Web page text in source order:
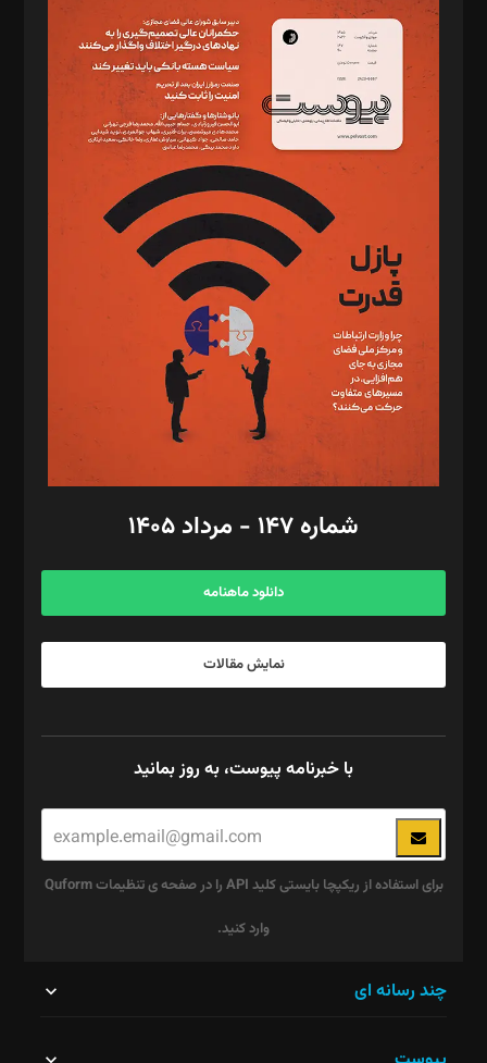
سردبیر: مهرک محمودی
دبیر تحریریه: میثم قاسمی
د‌بیر ناداستان: سمانه سمیع
د‌بیر خدمت و تجارت: ابوالفضل رجبی
د‌بیر حقوق فناوری: حسام‌الدین ایپکچی
د‌بیر پیوست جهان: مینا پاکدل
د‌بیر تحریریه آنلاین: بابک نقاش
تحریریه‌: مجتبی محمود‌ی، آرش برهمند، یسنا امان‌پور، سروش کرمیان،
مصطفی مسجدی آرانی، ابوالفضل رجبی، زهرا فکرانه، فائزه فتحی
رستمی،مصطفی باستان
ویرایش: نگار استاد‌‌آقا
طراح یونیفرم: مجید توکلی
فیلمبرداری و عکاسی: امیر شفیعی، مانی لطفی زاده
گرافیک و صفحه‌آرایی: سید‌سبحان‌علی ثابت
مد‌یر توسعه تجاری: کامبیز برید‌
امور مالی: شاپور رهبری، محمد‌ کاظمی‌نیا
آگهی و مشترکین: ۰۹۱۹۹۹۹۰۴۵۴
شماره ۱۴۷ - مرداد ۱۴۰۵
دانلود ماهنامه
نمایش مقالات
با خبرنامه پیوست، به روز بمانید
برای استفاده از ریکپچا بایستی کلید API را در صفحه ی تنظیمات Quform
وارد کنید.
چند رسانه ای